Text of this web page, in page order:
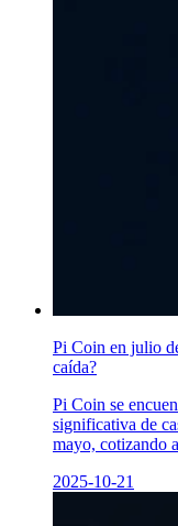
Pi Coin en julio
caída?
Pi Coin se
significativa de
mayo, cotizando
2025-10-21